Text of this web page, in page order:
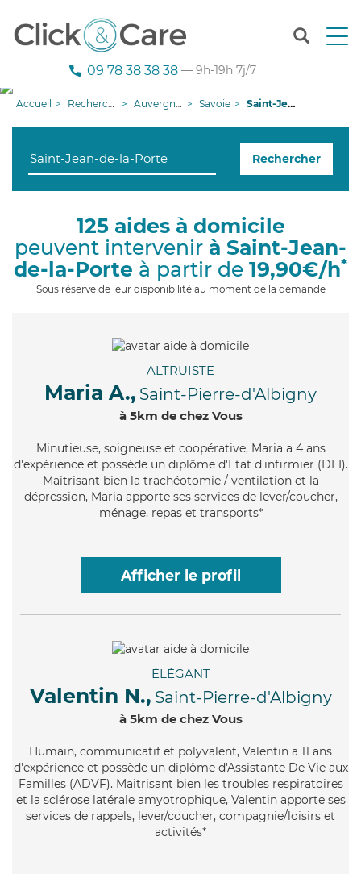
T
n
g
i
o
n
09 78 38 38 38 — 9h-19h 7j/7
Accueil Recherche aide à domicile Auvergne-Rhône-Alpes Savoie Saint-Jean-de-la-Porte
Rechercher
125 aides à domicile
peuvent intervenir à Saint-Jean-
de-la-Porte à partir de 19,90€/h*
Sous réserve de leur disponibilité au moment de la demande
ALTRUISTE
Maria A., Saint-Pierre-d'Albigny
à 5km de chez Vous
Minutieuse, soigneuse et coopérative, Maria a 4 ans
d'expérience et possède un diplôme d'Etat d'infirmier (DEI).
Maitrisant bien la trachéotomie / ventilation et la
dépression, Maria apporte ses services de lever/coucher,
ménage, repas et transports*
Afficher le profil
ÉLÉGANT
Valentin N., Saint-Pierre-d'Albigny
à 5km de chez Vous
Humain, communicatif et polyvalent, Valentin a 11 ans
d'expérience et possède un diplôme d'Assistante De Vie aux
Familles (ADVF). Maitrisant bien les troubles respiratoires
et la sclérose latérale amyotrophique, Valentin apporte ses
services de rappels, lever/coucher, compagnie/loisirs et
activités*